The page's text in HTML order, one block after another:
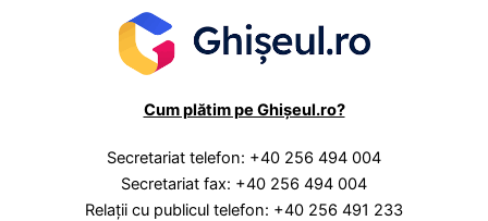
Cum plătim pe Ghișeul.ro?
Secretariat telefon: +40 256 494 004
Secretariat fax: +40 256 494 004
Relaţii cu publicul telefon: +40 256 491 233